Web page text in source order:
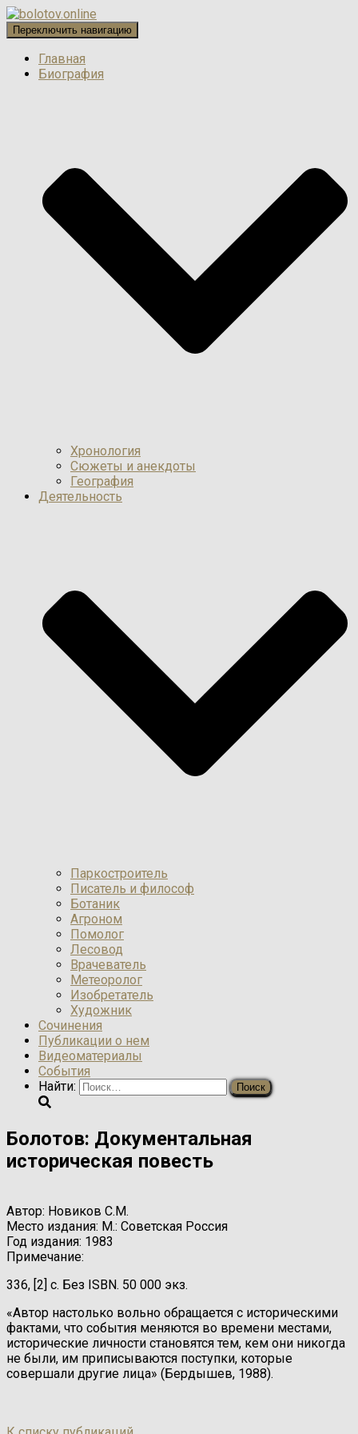
Переключить навигацию
Главная
Биография
Хронология
Сюжеты и анекдоты
География
Деятельность
Паркостроитель
Писатель и философ
Ботаник
Агроном
Помолог
Лесовод
Врачеватель
Метеоролог
Изобретатель
Художник
Сочинения
Публикации о нем
Видеоматериалы
События
Найти:
Болотов: Документальная
историческая повесть
Автор: Новиков С.М.
Место издания: М.: Советская Россия
Год издания: 1983
Примечание:
336, [2] с. Без ISBN. 50 000 экз.
«Автор настолько вольно обращается с историческими
фактами, что события меняются во времени местами,
исторические личности становятся тем, кем они никогда
не были, им приписываются поступки, которые
совершали другие лица» (Бердышев, 1988).